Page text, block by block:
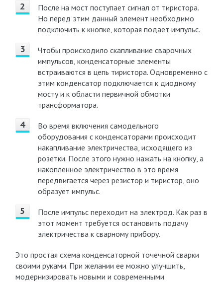
После на мост поступает сигнал от тиристора.
Но перед этим данный элемент необходимо
подключить к кнопке, которая подает импульс.
Чтобы происходило скапливание сварочных
импульсов, конденсаторные элементы
встраиваются в цепь тиристора. Одновременно с
этим конденсатор подключается к диодному
мосту и к области первичной обмотки
трансформатора.
Во время включения самодельного
оборудования с конденсаторами происходит
накапливание электричества, исходящего из
розетки. После этого нужно нажать на кнопку, а
накопленное электричество в это время
передвигается через резистор и тиристор, оно
образует импульс.
После импульс переходит на электрод. Как раз в
этот момент требуется остановить подачу
электричества к сварному прибору.
Это простая схема конденсаторной точечной сварки
своими руками. При желании ее можно улучшить,
модернизировать новыми и современными